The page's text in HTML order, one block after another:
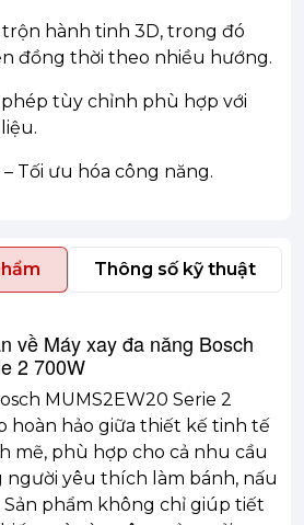
hành tinh 3D, trong đó
đồng thời theo nhiều hướng.
tùy chỉnh phù hợp với
Tối ưu hóa công năng.
Thông số kỹ thuật
về Máy xay đa năng Bosch
2 700W
MUMS2EW20 Serie 2
hoàn hảo giữa thiết kế tinh tế
mẽ, phù hợp cho cả nhu cầu
yêu thích làm bánh, nấu
phẩm không chỉ giúp tiết